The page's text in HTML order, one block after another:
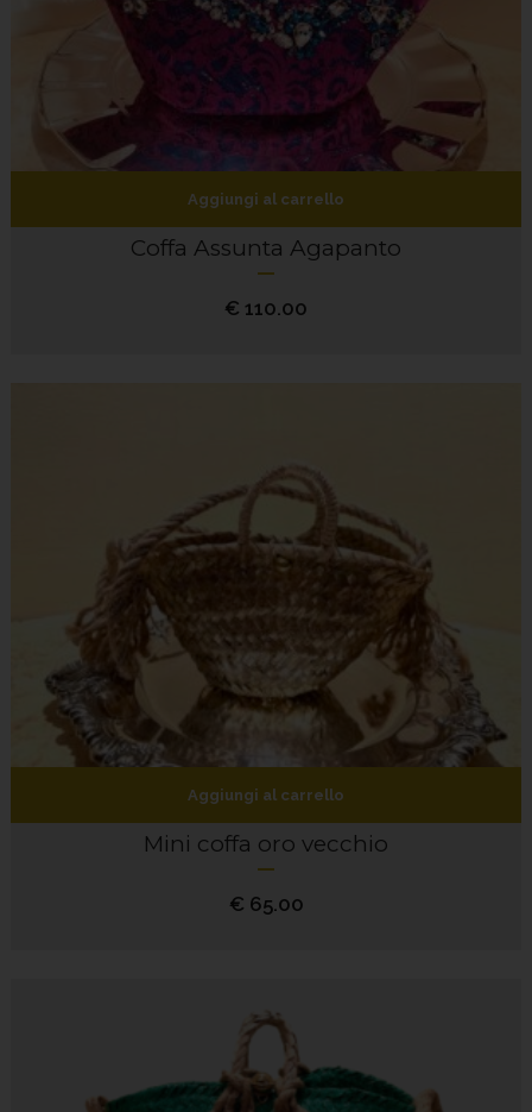
Aggiungi al carrello
Coffa Assunta Agapanto
€ 110.00
Aggiungi al carrello
Mini coffa oro vecchio
€ 65.00